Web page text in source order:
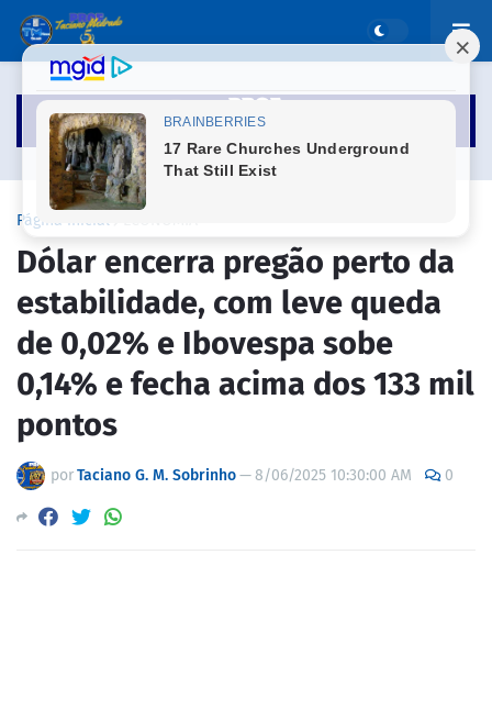
Página inicial
Dólar encerra pregão perto da
estabilidade, com leve queda
de 0,02% e Ibovespa sobe
0,14% e fecha acima dos 133 mil
pontos
porTaciano G. M. Sobrinho—8/06/2025 10:30:00 AM 0